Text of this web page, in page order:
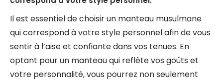
Il est essentiel de choisir un manteau musulmane
qui correspond à votre style personnel afin de vous
sentir à l’aise et confiante dans vos tenues. En
optant pour un manteau qui reflète vos goûts et
votre personnalité, vous pourrez non seulement